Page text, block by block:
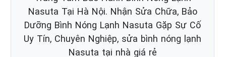
Nasuta Tại Hà Nội. Nhận Sửa Chữa, Bảo
Dưỡng Bình Nóng Lạnh Nasuta Gặp Sự Cố
Uy Tín, Chuyên Nghiệp, sửa bình nóng lạnh
Nasuta tại nhà giá rẻ